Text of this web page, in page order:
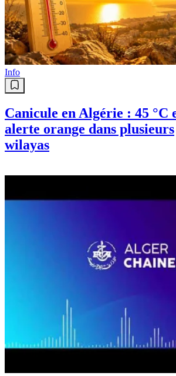
Info
Canicule en Algérie : 45 °C et
alerte orange dans plusieurs